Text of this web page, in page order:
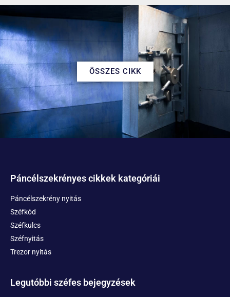
ÖSSZES CIKK
Páncélszekrényes cikkek kategóriái
Páncélszekrény nyitás
Széfkód
Széfkulcs
Széfnyitás
Trezor nyitás
Legutóbbi széfes bejegyzések